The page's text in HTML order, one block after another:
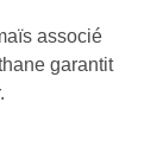
associé
garantit